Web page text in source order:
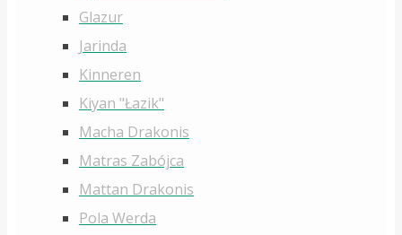
Glazur
Jarinda
Kinneren
Kiyan "Łazik"
Macha Drakonis
Matras Zabójca
Mattan Drakonis
Pola Werda